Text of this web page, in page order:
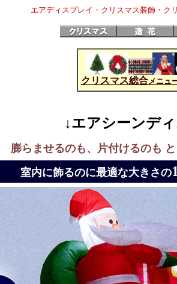
エアディスプレイ・クリスマス装飾・ク
クリスマス総合メニュ
↓エアシーンデ
膨らませるのも、片付けるのも
室内に飾るのに最適な大きさの